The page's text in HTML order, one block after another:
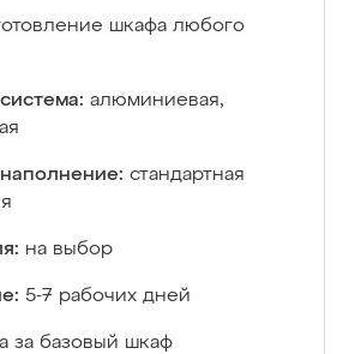
шкафа любого
алюминиевая,
стандартная
на выбор
5-7 рабочих дней
за базовый шкаф